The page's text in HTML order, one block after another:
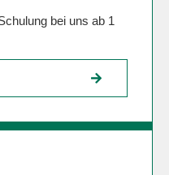
bei uns ab 1